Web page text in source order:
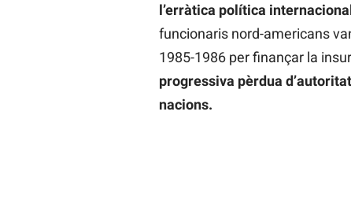
l’erràtica política
funcionaris nord-americans
1985-1986 per finançar la
progressiva pèrdua
nacions.